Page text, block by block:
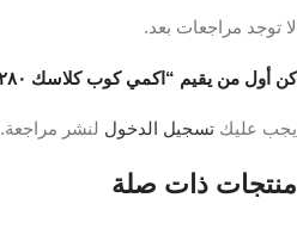
لا توجد مراجعات بعد.
كن أول من يقيم “اكمي كوب كلاسك ٢٨٠ ملي ازرق”
يجب عليك تسجيل الدخول لنشر مراجعة.
منتجات ذات صلة